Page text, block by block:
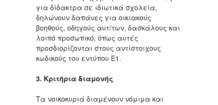
για δίδακτρα σε ιδιωτικά σχολεία,
δηλώνουν δαπάνες για οικιακούς
βοηθούς, οδηγούς αυτ/των, δασκάλους και
λοιπό προσωπικό, όπως αυτές
προσδιορίζονται στους αντίστοιχους
κωδικούς του εντύπου Ε1.
3. Κριτήρια διαμονής
Τα νοικοκυριά διαμένουν νόμιμα και